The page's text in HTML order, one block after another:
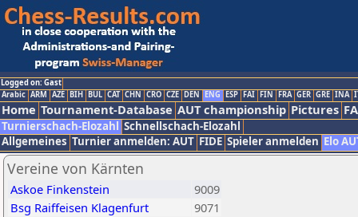
Logged on: Gast
Arabic ARM AZE BIH BUL CAT CHN CRO CZE DEN ENG ESP FAI FIN FRA GER GRE INA
Home Tournament-Database AUT championship Pictures
Turnierschach-Elozahl Schnellschach-Elozahl
Allgemeines Turnier anmelden: AUT FIDE Spieler anmelden Elo
Vereine von Kärnten
Askoe Finkenstein
9009
Bsg Raiffeisen Klagenfurt
9071